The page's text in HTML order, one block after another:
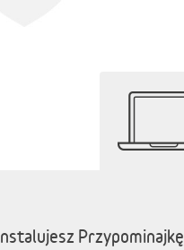
Przypominajkę